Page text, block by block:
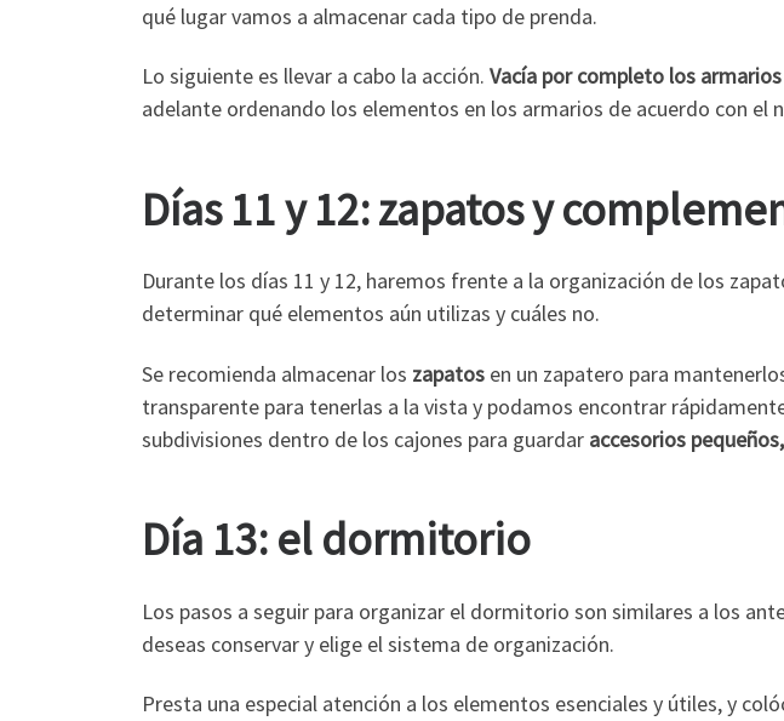
qué lugar vamos a almacenar cada tipo de prenda.
Lo siguiente es llevar a cabo la acción. Vacía por completo los
adelante ordenando los elementos en los armarios de acuerdo con el
Días 11 y 12: zapatos y
Durante los días 11 y 12, haremos frente a la organización de los
determinar qué elementos aún utilizas y cuáles no.
Se recomienda almacenar los zapatos en un zapatero para
transparente para tenerlas a la vista y podamos encontrar
subdivisiones dentro de los cajones para guardar accesorios pequeños,
Día 13: el dormitorio
Los pasos a seguir para organizar el dormitorio son similares a los
deseas conservar y elige el sistema de organización.
Presta una especial atención a los elementos esenciales y útiles, y